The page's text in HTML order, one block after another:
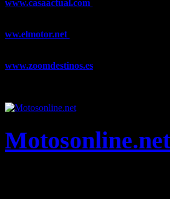
www.casaactual.com
ww.elmotor.net
www.zoomdestinos.es
Motosonline.net